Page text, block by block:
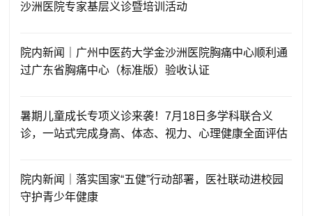
沙洲医院专家基层义诊暨培训活动
院内新闻｜广州中医药大学金沙洲医院胸痛中心顺利通
过广东省胸痛中心（标准版）验收认证
暑期儿童成长专项义诊来袭！7月18日多学科联合义
诊，一站式完成身高、体态、视力、心理健康全面评估
院内新闻｜落实国家“五健”行动部署，医社联动进校园
守护青少年健康